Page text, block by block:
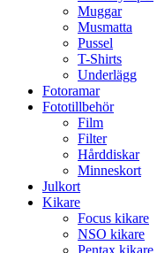
Muggar
Musmatta
Pussel
T-Shirts
Underlägg
Fotoramar
Fototillbehör
Film
Filter
Hårddiskar
Minneskort
Julkort
Kikare
Focus kikare
NSO kikare